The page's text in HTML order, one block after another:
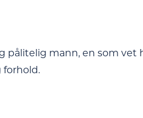
mann, en som vet
forhold.